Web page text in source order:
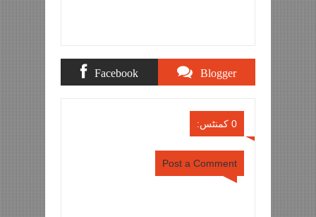
Blogger
Facebook
0 کمنٹس:
Post a Comment